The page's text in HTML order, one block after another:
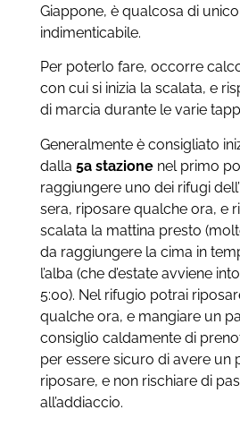
Giappone, è qualcosa di
indimenticabile.
Per poterlo fare, occorre
con cui si inizia la scalata, e
di marcia durante le varie
Generalmente è consigliato
dalla 5a stazionenel primo
raggiungere uno dei rifugi
sera, riposare qualche ora, e
scalata la mattina presto
da raggiungere la cima in
l’alba (che d’estate avviene
5:00). Nel rifugio potrai
qualche ora, e mangiare un
consiglio caldamente di
per essere sicuro di avere un
riposare, e non rischiare di
all’addiaccio.